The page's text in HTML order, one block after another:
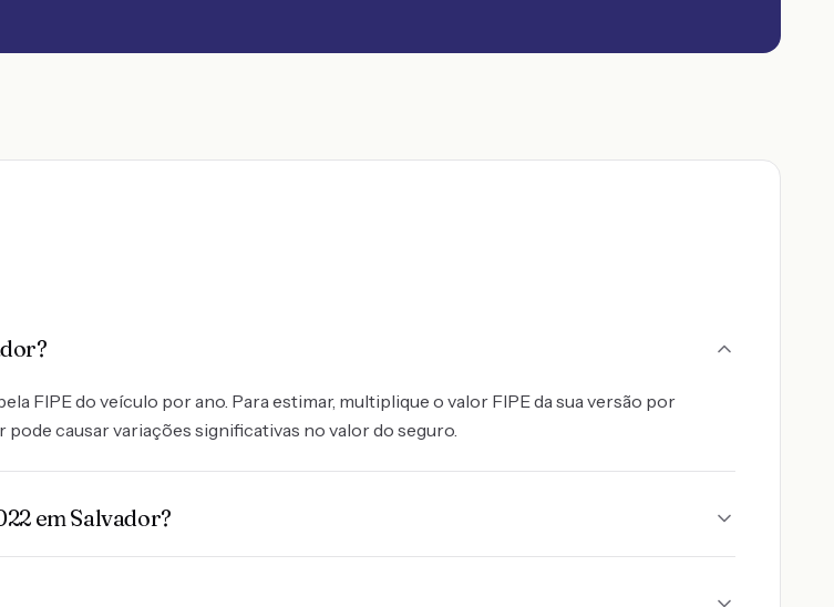
FIPE do veículo por ano. Para estimar, multiplique o valor FIPE da sua versão por
pode causar variações significativas no valor do seguro.
em Salvador?